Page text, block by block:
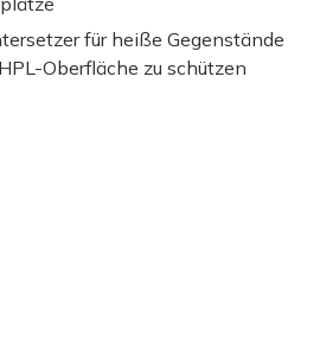
für heiße Gegenstände
Oberfläche zu schützen